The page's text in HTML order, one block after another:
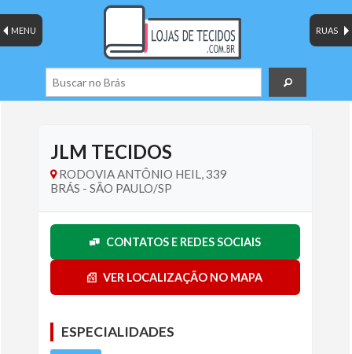
RUAS
MENU
JLM TECIDOS
RODOVIA ANTÔNIO HEIL, 339
BRÁS - SÃO PAULO/SP
CONTATOS E REDES SOCIAIS
VER LOCALIZAÇÃO NO MAPA
ESPECIALIDADES